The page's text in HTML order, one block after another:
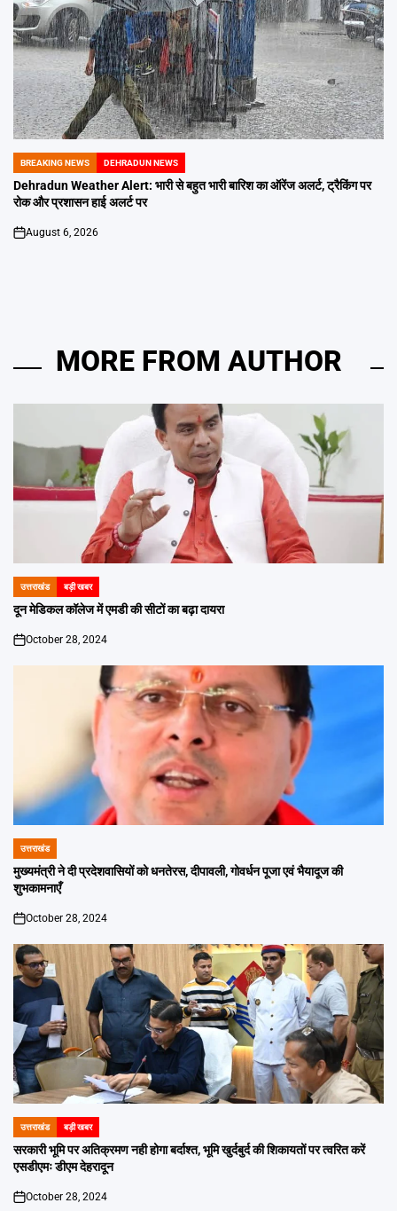
POSTED
IN
BREAKING NEWS DEHRADUN NEWS
Dehradun Weather Alert: भारी से बहुत भारी बारिश का ऑरेंज अलर्ट, ट्रैकिंग पर
रोक और प्रशासन हाई अलर्ट पर
on
August 6, 2026
MORE FROM AUTHOR
POSTED
IN
उत्तराखंड बड़ी खबर
दून मेडिकल कॉलेज में एमडी की सीटों का बढ़ा दायरा
on
October 28, 2024
POSTED
IN
उत्तराखंड
मुख्यमंत्री ने दी प्रदेशवासियों को धनतेरस, दीपावली, गोवर्धन पूजा एवं भैयादूज की
शुभकामनाएँ
on
October 28, 2024
POSTED
IN
उत्तराखंड बड़ी खबर
सरकारी भूमि पर अतिक्रमण नही होगा बर्दाश्त, भूमि खुर्दबुर्द की शिकायतों पर त्वरित करें
एसडीएमः डीएम देहरादून
on
October 28, 2024